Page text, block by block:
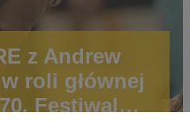
z Andrew
roli głównej
Festiwal